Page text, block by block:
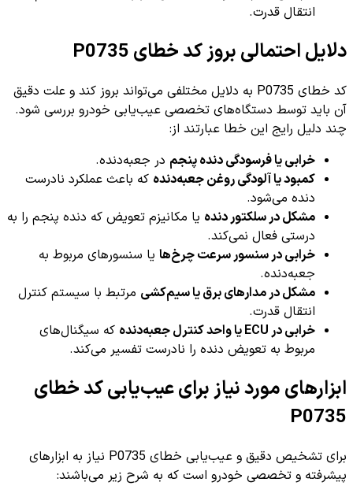
انتقال قدرت.
دلایل احتمالی بروز کد خطای P0735
کد خطای P0735 به دلایل مختلفی می‌تواند بروز کند و علت دقیق
آن باید توسط دستگاه‌های تخصصی عیب‌یابی خودرو بررسی شود.
چند دلیل رایج این خطا عبارتند از:
خرابی یا فرسودگی دنده پنجم در جعبه‌دنده.
کمبود یا آلودگی روغن جعبه‌دنده که باعث عملکرد نادرست
دنده می‌شود.
مشکل در سلکتور دنده یا مکانیزم تعویض که دنده پنجم را به
درستی فعال نمی‌کند.
خرابی در سنسور سرعت چرخ‌ها یا سنسورهای مربوط به
جعبه‌دنده.
مشکل در مدارهای برق یا سیم‌کشی مرتبط با سیستم کنترل
انتقال قدرت.
خرابی در ECU یا واحد کنترل جعبه‌دنده
که سیگنال‌های
مربوط به تعویض دنده را نادرست تفسیر می‌کند.
ابزارهای مورد نیاز برای عیب‌یابی کد خطای
P0735
برای تشخیص دقیق و عیب‌یابی خطای P0735 نیاز به ابزارهای
پیشرفته و تخصصی خودرو است که به شرح زیر می‌باشند: